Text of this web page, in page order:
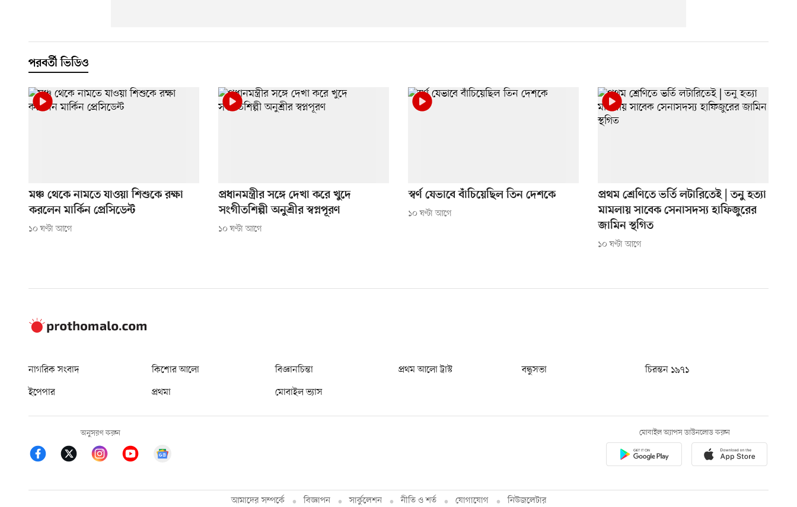
পরবর্তী ভিডিও
মঞ্চ থেকে নামতে যাওয়া শিশুকে রক্ষা
করলেন মার্কিন প্রেসিডেন্ট
১০ ঘণ্টা আগে
প্রধানমন্ত্রীর সঙ্গে দেখা করে খুদে
সংগীতশিল্পী অনুশ্রীর স্বপ্নপূরণ
১০ ঘণ্টা আগে
স্বর্ণ যেভাবে বাঁচিয়েছিল তিন দেশকে
১০ ঘণ্টা আগে
প্রথম শ্রেণিতে ভর্তি লটারিতেই | তনু হত্যা
মামলায় সাবেক সেনাসদস্য হাফিজুরের
জামিন স্থগিত
১০ ঘণ্টা আগে
নাগরিক সংবাদ কিশোর আলো বিজ্ঞানচিন্তা প্রথম আলো ট্রাস্ট বন্ধুসভা
চিরন্তন ১৯৭১
ইপেপার
প্রথমা মোবাইল ভ্যাস
অনুসরণ করুন মোবাইল অ্যাপস ডাউনলোড করুন
আমাদের সম্পর্কে বিজ্ঞাপন সার্কুলেশন নীতি ও শর্ত যোগাযোগ নিউজলেটার